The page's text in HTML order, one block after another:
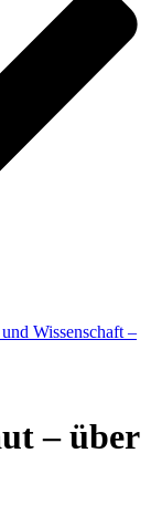
Wissenschaft –
– über